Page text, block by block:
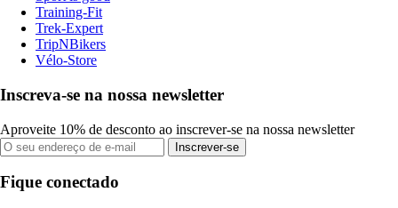
Training-Fit
Trek-Expert
TripNBikers
Vélo-Store
Inscreva-se na nossa newsletter
Aproveite 10% de desconto ao inscrever-se na nossa newsletter
Inscrever-se
Fique conectado